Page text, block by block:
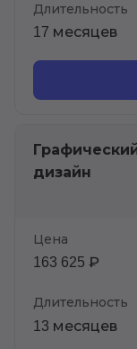
Длительность
17 месяцев
дизайн
Цена
163 625 ₽
Длительность
13 месяцев